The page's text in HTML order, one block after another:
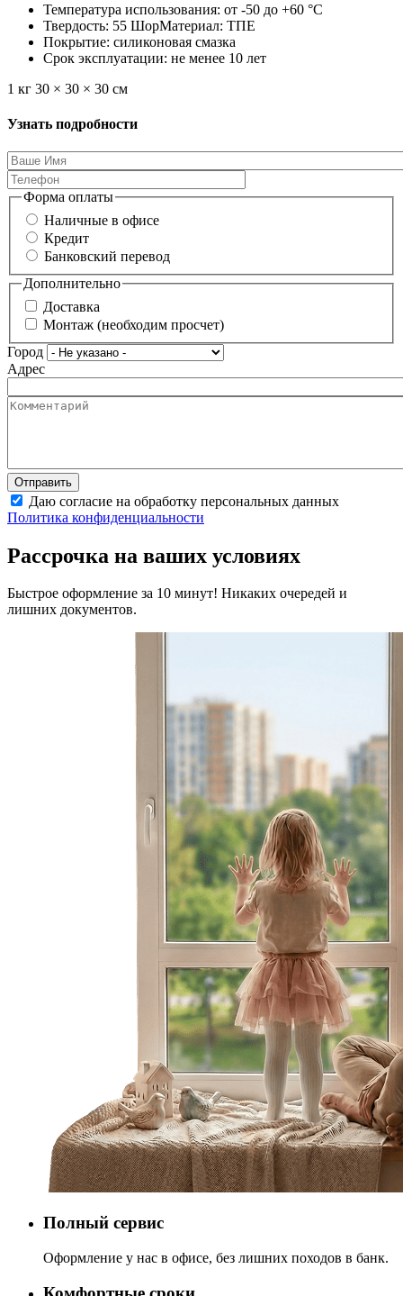
Температура использования: от -50 до +60 °С
Твердость: 55 ШорМатериал: ТПЕ
Покрытие: силиконовая смазка
Срок эксплуатации: не менее 10 лет
1 кг 30 × 30 × 30 см
Узнать подробности
Форма оплаты
Наличные в офисе
Кредит
Банковский перевод
Дополнительно
Доставка
Монтаж (необходим просчет)
Город
Адрес
Даю согласие на обработку персональных данных
Политика конфиденциальности
Рассрочка на ваших условиях
Быстрое оформление за 10 минут! Никаких очередей и
лишних документов.
Полный сервис
Оформление у нас в офисе, без лишних походов в банк.